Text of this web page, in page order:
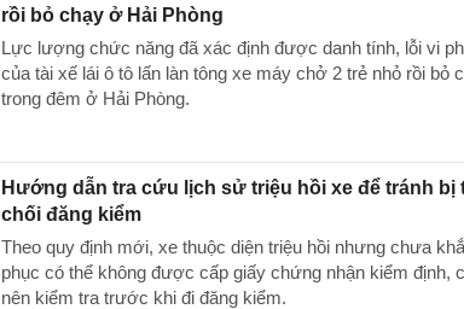
rồi bỏ chạy ở Hải Phòng
Lực lượng chức năng đã xác định được danh tính, lỗi vi
của tài xế lái ô tô lấn làn tông xe máy chở 2 trẻ nhỏ rồi bỏ
trong đêm ở Hải Phòng.
Hướng dẫn tra cứu lịch sử triệu hồi xe để tránh bị
chối đăng kiểm
Theo quy định mới, xe thuộc diện triệu hồi nhưng chưa
phục có thể không được cấp giấy chứng nhận kiểm định,
nên kiểm tra trước khi đi đăng kiểm.